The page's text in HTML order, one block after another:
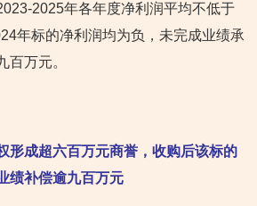
2025年各年度净利润平均不低于
年标的净利润均为负，未完成业绩承
百万元。
形成超六百万元商誉，收购后该标的
绩补偿逾九百万元